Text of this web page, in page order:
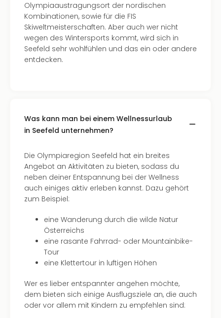
Olympiaaustragungsort der nordischen
Kombinationen, sowie für die FIS
Skiweltmeisterschaften. Aber auch wer nicht
wegen des Wintersports kommt, wird sich in
Seefeld sehr wohlfühlen und das ein oder andere
entdecken.
Was kann man bei einem Wellnessurlaub
in Seefeld unternehmen?
Die Olympiaregion Seefeld hat ein breites
Angebot an Aktivitäten zu bieten, sodass du
neben deiner Entspannung bei der Wellness
auch einiges aktiv erleben kannst. Dazu gehört
zum Beispiel:
eine Wanderung durch die wilde Natur
Österreichs
eine rasante Fahrrad- oder Mountainbike-
Tour
eine Klettertour in luftigen Höhen
Wer es lieber entspannter angehen möchte,
dem bieten sich einige Ausflugsziele an, die auch
oder vor allem mit Kindern zu empfehlen sind: